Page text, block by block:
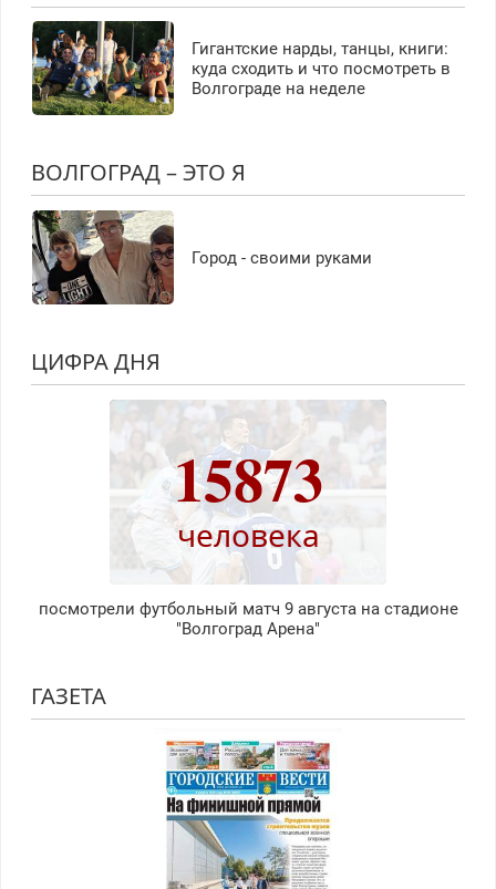
Гигантские нарды, танцы, книги:
куда сходить и что посмотреть в
Волгограде на неделе
ВОЛГОГРАД – ЭТО Я
Город - своими руками
ЦИФРА ДНЯ
15873
человека
посмотрели футбольный матч 9 августа на стадионе
"Волгоград Арена"
ГАЗЕТА